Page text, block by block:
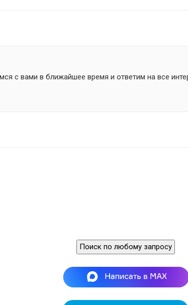
с вами в ближайшее время и ответим на все
Поиск по любому запросу